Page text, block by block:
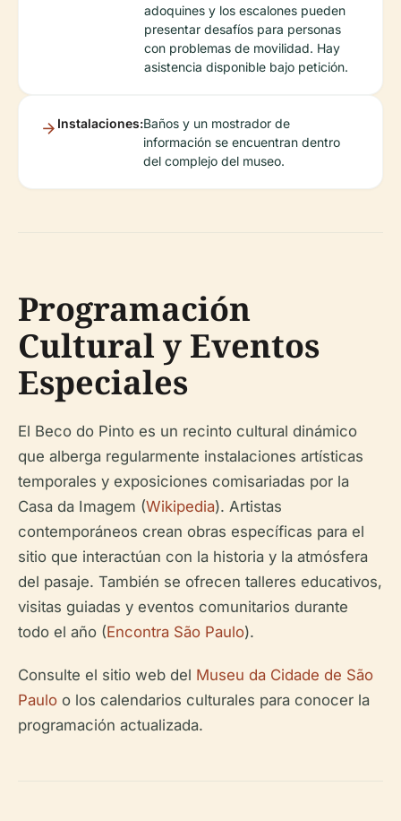
adoquines y los escalones pueden
presentar desafíos para personas
con problemas de movilidad. Hay
asistencia disponible bajo petición.
Instalaciones:Baños y un mostrador de
información se encuentran dentro
del complejo del museo.
Programación
Cultural y Eventos
Especiales
El Beco do Pinto es un recinto cultural dinámico
que alberga regularmente instalaciones artísticas
temporales y exposiciones comisariadas por la
Casa da Imagem (Wikipedia). Artistas
contemporáneos crean obras específicas para el
sitio que interactúan con la historia y la atmósfera
del pasaje. También se ofrecen talleres educativos,
visitas guiadas y eventos comunitarios durante
todo el año (Encontra São Paulo).
Consulte el sitio web del Museu da Cidade de São
Paulo o los calendarios culturales para conocer la
programación actualizada.